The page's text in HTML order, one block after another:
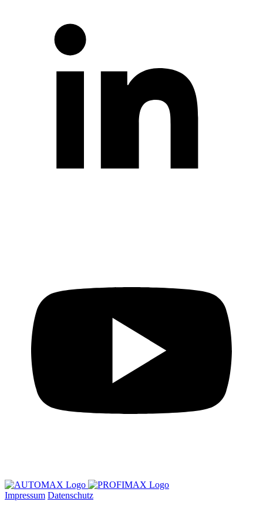
Impressum Datenschutz